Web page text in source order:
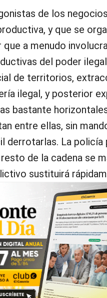
de los
y que se
a menudo
del poder
de territorios,
ilegal, y posterior
bastante
entre ellas, sin
derrotarlas. La policía
de la cadena se
sustituirá